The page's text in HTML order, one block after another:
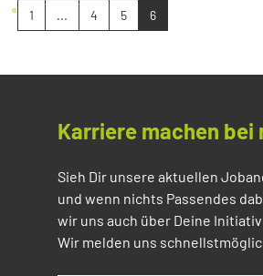
« 1 ... 4 5 6
Karriere machen bei
Sieh Dir unsere aktuellen
und wenn nichts Passendes
wir uns auch über Deine
Wir melden uns